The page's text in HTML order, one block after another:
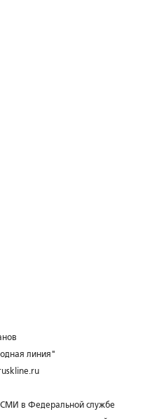
линия"
СМИ в Федеральной службе